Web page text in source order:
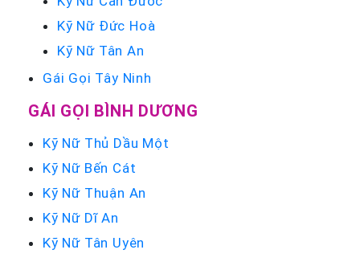
Kỹ Nữ Đức Hoà
Kỹ Nữ Tân An
Gái Gọi Tây Ninh
GÁI GỌI BÌNH DƯƠNG
Kỹ Nữ Thủ Dầu Một
Kỹ Nữ Bến Cát
Kỹ Nữ Thuận An
Kỹ Nữ Dĩ An
Kỹ Nữ Tân Uyên